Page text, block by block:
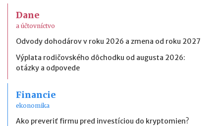
Dane
a účtovníctvo
Odvody dohodárov v roku 2026 a zmena od roku 2027
Výplata rodičovského dôchodku od augusta 2026:
otázky a odpovede
Financie
ekonomika
Ako preveriť firmu pred investíciou do kryptomien?